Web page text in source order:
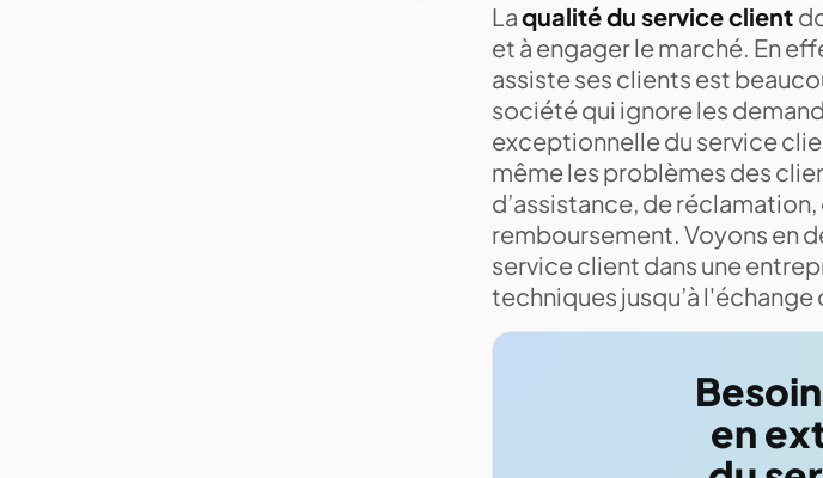
Laqualité du service client
et à engager le marché. En
assiste ses clients est
société qui ignore les
exceptionnelle du service
même les problèmes des
d’assistance, de
remboursement. Voyons en
service client dans une
techniques jusqu’à
en